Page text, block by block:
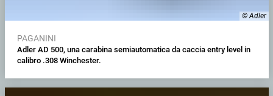
© Adler
PAGANINI
Adler AD 500, una carabina semiautomatica da caccia entry level in
calibro .308 Winchester.